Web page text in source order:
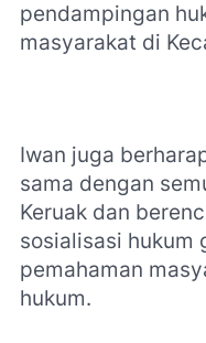
pendampingan
masyarakat di
Iwan juga
sama dengan
Keruak dan
sosialisasi hukum
pemahaman
hukum.